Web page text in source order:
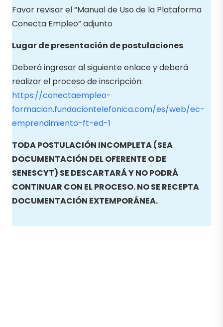
Favor revisar el “Manual de Uso de la Plataforma
Conecta Empleo” adjunto
Lugar de presentación de postulaciones
Deberá ingresar al siguiente enlace y deberá
realizar el proceso de inscripción:
https://conectaempleo-
formacion.fundaciontelefonica.com/es/web/ec-
emprendimiento-ft-ed-1
TODA POSTULACIÓN INCOMPLETA (SEA
DOCUMENTACIÓN DEL OFERENTE O DE
SENESCYT) SE DESCARTARÁ Y NO PODRÁ
CONTINUAR CON EL PROCESO. NO SE RECEPTA
DOCUMENTACIÓN EXTEMPORÁNEA.